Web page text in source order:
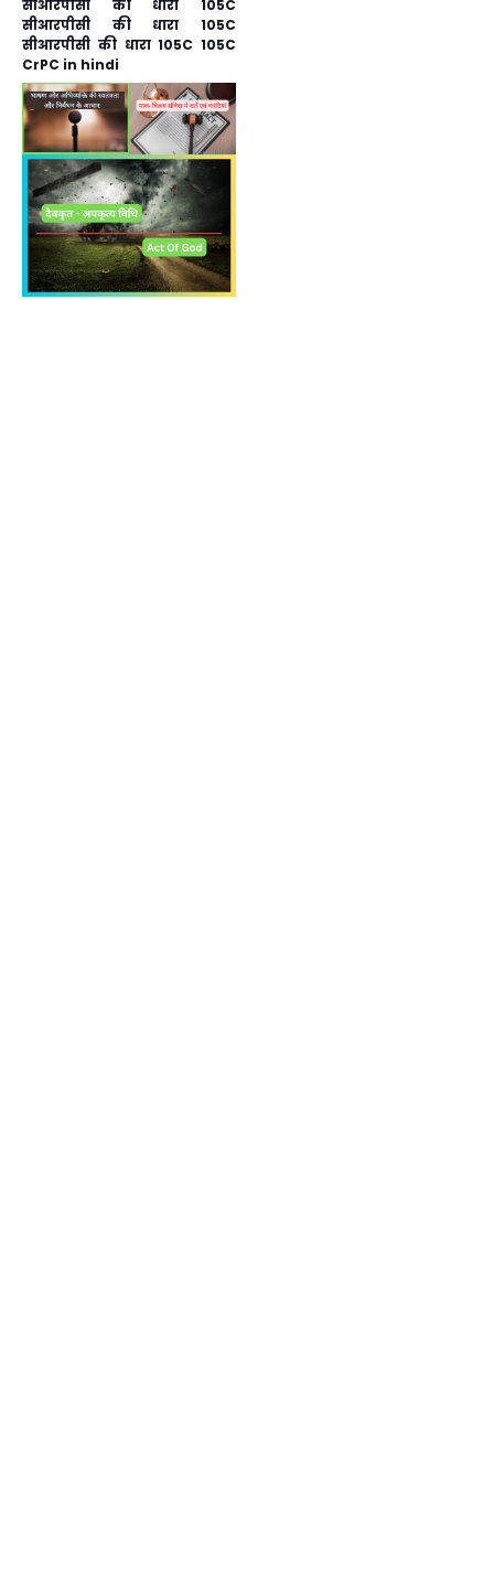
सीआरपीसी की धारा 105C
सीआरपीसी की धारा 105C
सीआरपीसी की धारा 105C 105C
CrPC in hindi